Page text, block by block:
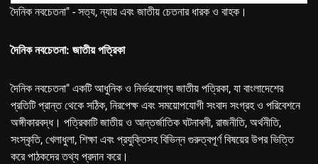
দৈনিক নবচেতনা" - সত্য, ন্যায় এবং জাতীয় চেতনার ধারক ও বাহক।
দৈনিক নবচেতনা: জাতীয় পত্রিকা
দৈনিক নবচেতনা" একটি আধুনিক ও নির্ভরযোগ্য জাতীয় পত্রিকা, যা বাংলাদেশের
প্রতিটি প্রান্ত থেকে সঠিক, নিরপেক্ষ এবং সময়োপযোগী সংবাদ সংগ্রহ ও পরিবেশনে
অঙ্গীকারবদ্ধ। পত্রিকাটি জাতীয় ও আন্তর্জাতিক ঘটনাবলী, রাজনীতি, অর্থনীতি,
সংস্কৃতি, খেলাধুলা, শিক্ষা এবং প্রযুক্তিসহ বিভিন্ন গুরুত্বপূর্ণ বিষয়ের উপর ভিত্তি
করে পাঠকদের তথ্য প্রদান করে।